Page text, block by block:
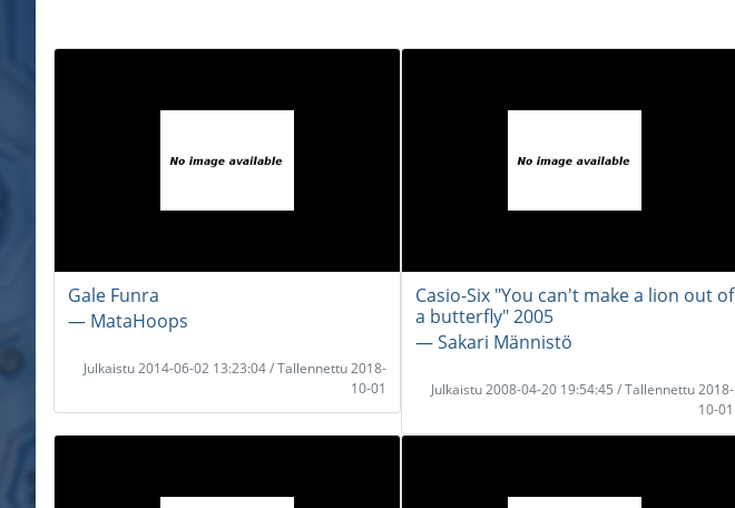
Gale Funra
― MataHoops
Julkaistu 2014-06-02 13:23:04 / Tallennettu 2018-
10-01
Casio-Six "You can't make a lion out of
a butterfly" 2005
― Sakari Männistö
Julkaistu 2008-04-20 19:54:45 / Tallennettu 2018-
10-01